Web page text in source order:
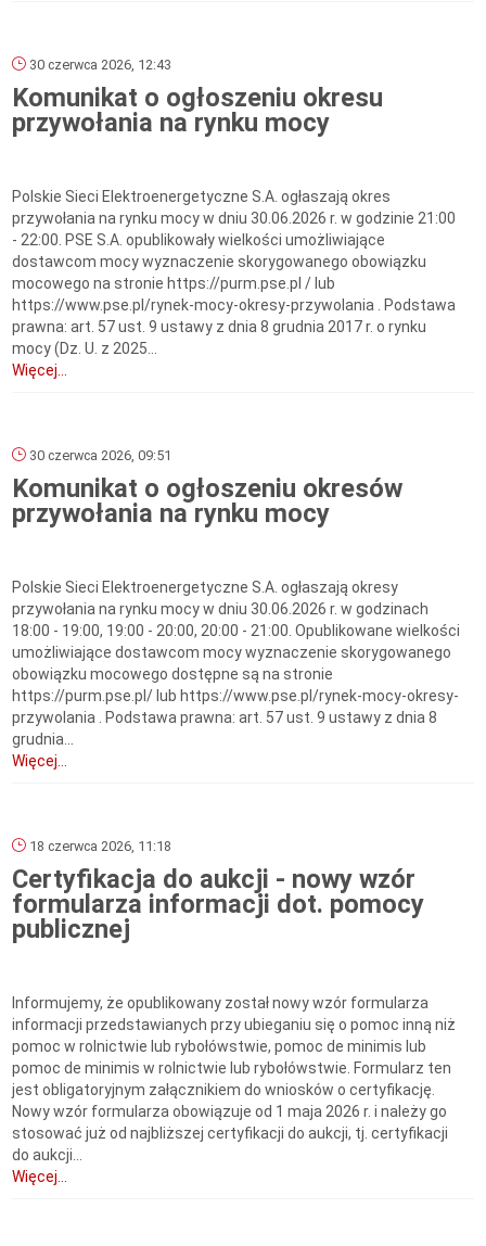
30 czerwca 2026, 12:43
Komunikat o ogłoszeniu okresu
przywołania na rynku mocy
Polskie Sieci Elektroenergetyczne S.A. ogłaszają okres
przywołania na rynku mocy w dniu 30.06.2026 r. w godzinie 21:00
- 22:00. PSE S.A. opublikowały wielkości umożliwiające
dostawcom mocy wyznaczenie skorygowanego obowiązku
mocowego na stronie https://purm.pse.pl / lub
https://www.pse.pl/rynek-mocy-okresy-przywolania . Podstawa
prawna: art. 57 ust. 9 ustawy z dnia 8 grudnia 2017 r. o rynku
mocy (Dz. U. z 2025...
Więcej...
30 czerwca 2026, 09:51
Komunikat o ogłoszeniu okresów
przywołania na rynku mocy
Polskie Sieci Elektroenergetyczne S.A. ogłaszają okresy
przywołania na rynku mocy w dniu 30.06.2026 r. w godzinach
18:00 - 19:00, 19:00 - 20:00, 20:00 - 21:00. Opublikowane wielkości
umożliwiające dostawcom mocy wyznaczenie skorygowanego
obowiązku mocowego dostępne są na stronie
https://purm.pse.pl/ lub https://www.pse.pl/rynek-mocy-okresy-
przywolania . Podstawa prawna: art. 57 ust. 9 ustawy z dnia 8
grudnia...
Więcej...
18 czerwca 2026, 11:18
Certyfikacja do aukcji - nowy wzór
formularza informacji dot. pomocy
publicznej
Informujemy, że opublikowany został nowy wzór formularza
informacji przedstawianych przy ubieganiu się o pomoc inną niż
pomoc w rolnictwie lub rybołówstwie, pomoc de minimis lub
pomoc de minimis w rolnictwie lub rybołówstwie. Formularz ten
jest obligatoryjnym załącznikiem do wniosków o certyfikację.
Nowy wzór formularza obowiązuje od 1 maja 2026 r. i należy go
stosować już od najbliższej certyfikacji do aukcji, tj. certyfikacji
do aukcji...
Więcej...